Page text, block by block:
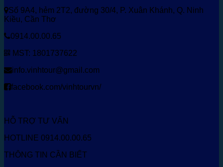
Số 9A4, hẻm 2T2, đường 30/4, P. Xuân Khánh, Q. Ninh
Kiều, Cần Thơ
0914.00.00.65
MST: 1801737622
info.vinhtour@gmail.com
facebook.com/vinhtourvn/
HỖ TRỢ TƯ VẤN
HOTLINE 0914.00.00.65
THÔNG TIN CẦN BIẾT